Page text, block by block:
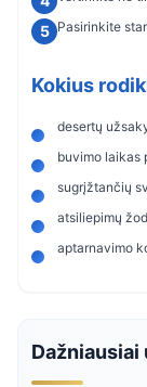
Pasirinkite
Kokius
desertų
buvimo laikas
sugrįžtančių
atsiliepimų
aptarnavimo
Dažniausiai